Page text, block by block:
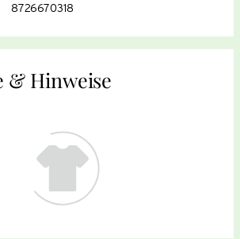
8726670318
& Hinweise